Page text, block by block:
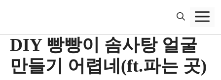
DIY 빵빵이 솜사탕 얼굴
만들기 어렵네(ft.파는 곳)